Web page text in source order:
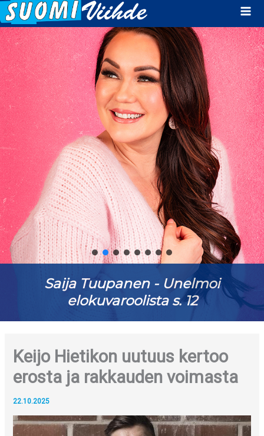
Saija Tuupanen - Unelmoi
elokuvaroolista s. 12
Keijo Hietikon uutuus kertoo
erosta ja rakkauden voimasta
22.10.2025